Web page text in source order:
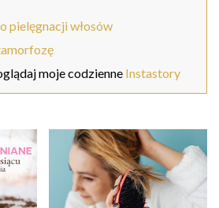
pielęgnacji włosów
moje codzienne Instastory